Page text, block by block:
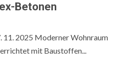
Betonen
11. 2025 Moderner Wohnraum
mit Baustoffen...